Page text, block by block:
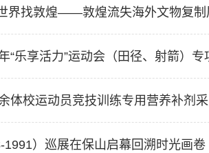
界找敦煌——敦煌流失海外文物复制
“乐享活力”运动会（田径、射箭）
体校运动员竞技训练专用营养补剂
1991）巡展在保山启幕回溯时光画卷